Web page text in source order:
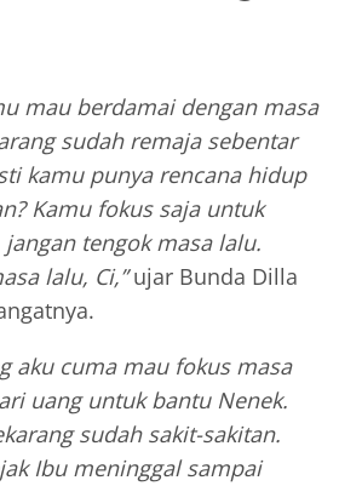
mau berdamai dengan masa
sudah remaja sebentar
kamu punya rencana hidup
Kamu fokus saja untuk
tengok masa lalu.
lalu, Ci,”ujar Bunda Dilla
aku cuma mau fokus masa
uang untuk bantu Nenek.
sudah sakit-sakitan.
Ibu meninggal sampai